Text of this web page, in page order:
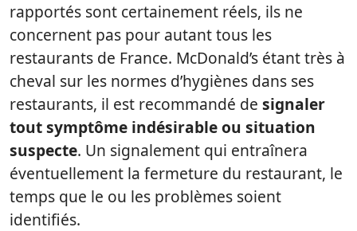
rapportés sont certainement réels, ils ne
concernent pas pour autant tous les
restaurants de France. McDonald’s étant très à
cheval sur les normes d’hygiènes dans ses
restaurants, il est recommandé de signaler
tout symptôme indésirable ou situation
suspecte. Un signalement qui entraînera
éventuellement la fermeture du restaurant, le
temps que le ou les problèmes soient
identifiés.